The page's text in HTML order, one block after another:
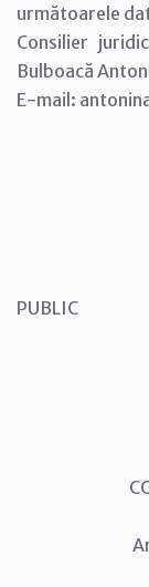
următoarele
Consilier
Bulboacă
E-mail:
p.